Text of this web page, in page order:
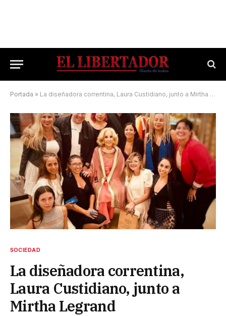
Portada » La diseñadora correntina, Laura Custidiano, junto a Mirtha Legrand
SOCIEDAD
La diseñadora correntina,
Laura Custidiano, junto a
Mirtha Legrand